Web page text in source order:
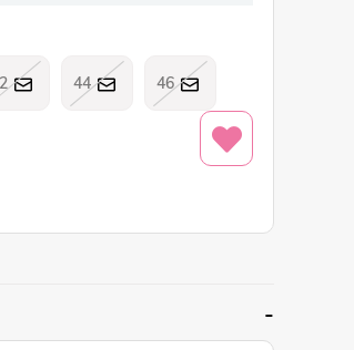
44 46